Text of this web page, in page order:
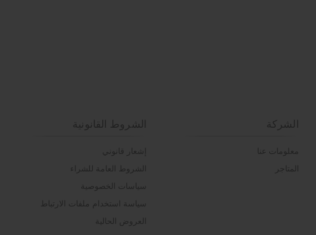
الشركة
معلومات عنا
المتاجر
الشروط القانونية
إشعار قانوني
الشروط العامة للشراء
سياسات الخصوصية
سياسة استخدام ملفات الارتباط
العروض الحالية